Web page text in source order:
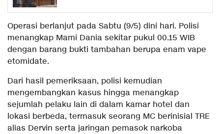
Operasi berlanjut pada Sabtu (9/5) dini hari. Polisi
menangkap Mami Dania sekitar pukul 00.15 WIB
dengan barang bukti tambahan berupa enam vape
etomidate.
Dari hasil pemeriksaan, polisi kemudian
mengembangkan kasus hingga menangkap
sejumlah pelaku lain di dalam kamar hotel dan
lokasi berbeda, termasuk seorang MC berinisial TRE
alias Dervin serta jaringan pemasok narkoba